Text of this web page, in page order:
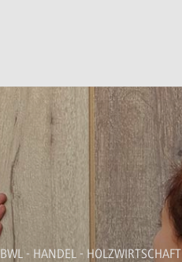
BWL - HANDEL - HOLZWIRTSCHAFT